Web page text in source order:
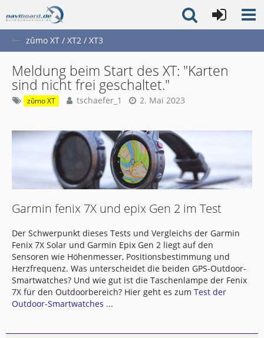
zûmo XT / XT2 / XT3
Meldung beim Start des XT: "Karten
sind nicht frei geschaltet."
zûmo XT tschaefer_1 2. Mai 2023
Garmin fenix 7X und epix Gen 2 im Test
Der Schwerpunkt dieses Tests und Vergleichs der Garmin
Fenix 7X Solar und Garmin Epix Gen 2 liegt auf den
Sensoren wie Höhenmesser, Positionsbestimmung und
Herzfrequenz. Was unterscheidet die beiden GPS-Outdoor-
Smartwatches? Und wie gut ist die Taschenlampe der Fenix
7X für den Outdoorbereich? Hier geht es zum Test der
Outdoor-Smartwatches ...